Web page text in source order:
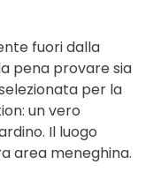
fuori dalla
pena provare sia
per la
un vero
Il luogo
area meneghina.